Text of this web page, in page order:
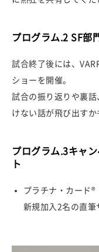
プログラム.2 SF部
試合終了後には、
ショーを開催。
試合の振り返りや裏
けない話が飛び出すか
プログラム.3キャ
ト
プラチナ・カード®
新規加入2名の直筆